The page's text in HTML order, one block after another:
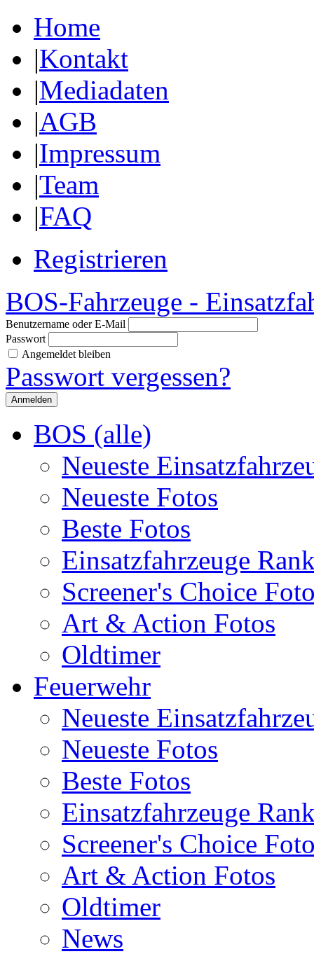
Home
|Kontakt
|Mediadaten
|AGB
|Impressum
|Team
|FAQ
Registrieren
BOS-Fahrzeuge -
Benutzername oder E-Mail
Passwort
Angemeldet bleiben
Passwort vergessen?
BOS (alle)
Neueste
Neueste Fotos
Beste Fotos
Einsatzfahrzeuge
Screener's Choice
Art & Action Fotos
Oldtimer
Feuerwehr
Neueste
Neueste Fotos
Beste Fotos
Einsatzfahrzeuge
Screener's Choice
Art & Action Fotos
Oldtimer
News